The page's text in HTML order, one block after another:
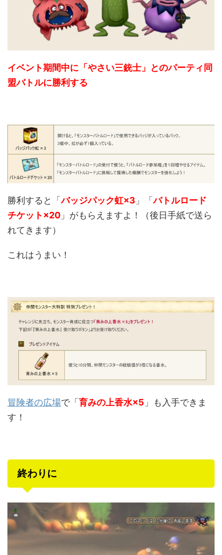
イベント期間中に「やさい三銃士」とのパーティ同
盟バトルに勝利する
勝利すると「バッジパック虹×3 」「バトルロード
チケット×20 」がもらえますよ！（後日手紙で送ら
れてきます）
これはうまい！
冒険者の広場で「育みの上香水×5 」も入手できま
す！
終わりに